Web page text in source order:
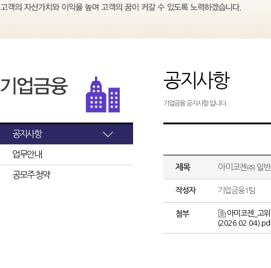
공지사항
업무안내
공모주 청약
공지사항
기업금융 공지사항 입니다.
제목 아미코젠㈜ 일
작성자 기업금융1팀
첨부
아미코젠_고